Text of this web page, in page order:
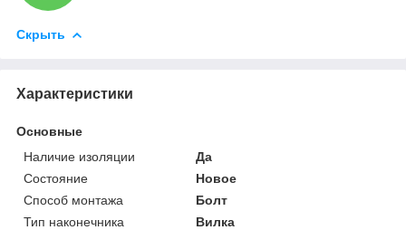
Скрыть
Характеристики
Основные
Наличие изоляции
Да
Состояние
Новое
Способ монтажа
Болт
Тип наконечника
Вилка